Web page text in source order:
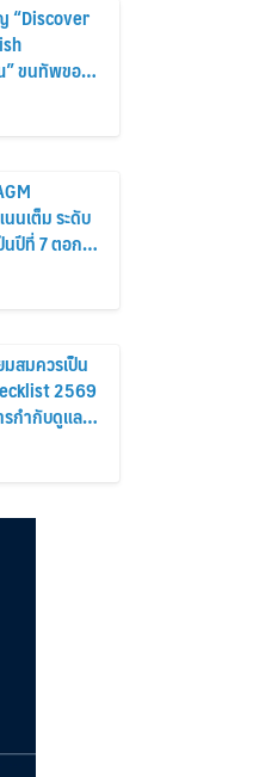
“Discover
ขนทัพของ
สหราช
อตั้งแต่วัน
นเต็ม ระดับ
นปีที่ 7 ตอกย้ำ
ลักธรรมาภิ
มเชื่อมั่นผู้
มสมควรเป็น
2569
กำกับดูแล